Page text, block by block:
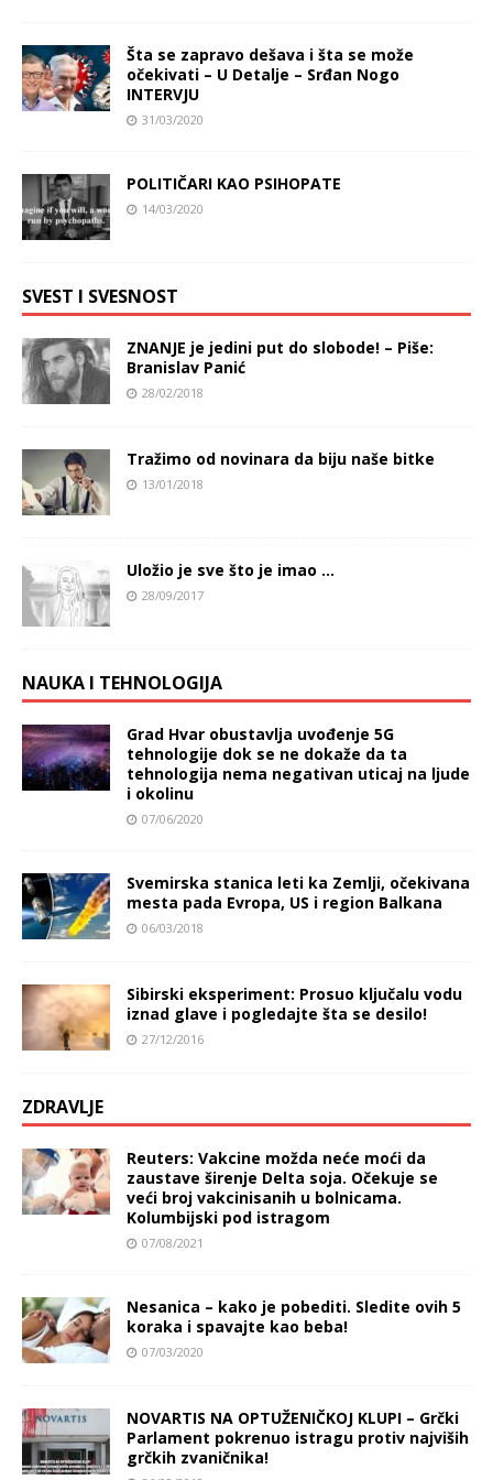
Šta se zapravo dešava i šta se može
očekivati – U Detalje – Srđan Nogo
INTERVJU
31/03/2020
POLITIČARI KAO PSIHOPATE
14/03/2020
SVEST I SVESNOST
ZNANJE je jedini put do slobode! – Piše:
Branislav Panić
28/02/2018
Tražimo od novinara da biju naše bitke
13/01/2018
Uložio je sve što je imao …
28/09/2017
NAUKA I TEHNOLOGIJA
Grad Hvar obustavlja uvođenje 5G
tehnologije dok se ne dokaže da ta
tehnologija nema negativan uticaj na ljude
i okolinu
07/06/2020
Svemirska stanica leti ka Zemlji, očekivana
mesta pada Evropa, US i region Balkana
06/03/2018
Sibirski eksperiment: Prosuo ključalu vodu
iznad glave i pogledajte šta se desilo!
27/12/2016
ZDRAVLJE
Reuters: Vakcine možda neće moći da
zaustave širenje Delta soja. Očekuje se
veći broj vakcinisanih u bolnicama.
Kolumbijski pod istragom
07/08/2021
Nesanica – kako je pobediti. Sledite ovih 5
koraka i spavajte kao beba!
07/03/2020
NOVARTIS NA OPTUŽENIČKOJ KLUPI – Grčki
Parlament pokrenuo istragu protiv najviših
grčkih zvaničnika!